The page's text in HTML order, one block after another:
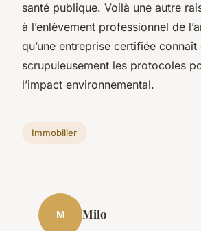
santé publique. Voilà une autre
à l’enlèvement professionnel de
qu’une entreprise certifiée
scrupuleusement les protocoles
l’impact environnemental.
Immobilier
M Milo